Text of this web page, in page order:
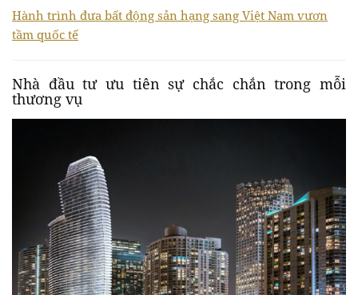
Hành trình đưa bất động sản hạng sang Việt Nam vươn
tầm quốc tế
Nhà đầu tư ưu tiên sự chắc chắn trong mỗi
thương vụ